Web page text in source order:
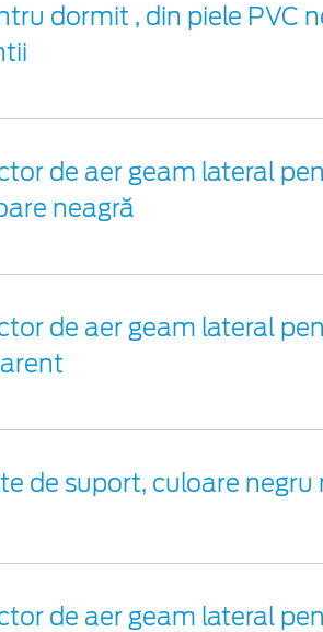
dormit , din piele PVC
de aer geam lateral
neagră
de aer geam lateral
de suport, culoare negru
de aer geam lateral